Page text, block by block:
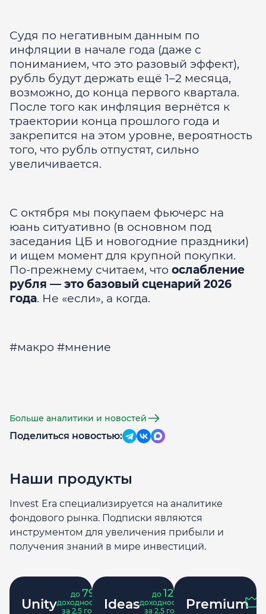
Судя по негативным данным по
инфляции в начале года (даже с
пониманием, что это разовый эффект),
рубль будут держать ещё 1–2 месяца,
возможно, до конца первого квартала.
После того как инфляция вернётся к
траектории конца прошлого года и
закрепится на этом уровне, вероятность
того, что рубль отпустят, сильно
увеличивается.
С октября мы покупаем фьючерс на
юань ситуативно (в основном под
заседания ЦБ и новогодние праздники)
и ищем момент для крупной покупки.
По-прежнему считаем, что ослабление
рубля — это базовый сценарий 2026
года. Не «если», а когда.
#макро #мнение
Больше аналитики и новостей
Поделиться новостью:
Наши продукты
Invest Era специализируется на аналитике
фондового рынка. Подписки являются
инструментом для увеличения прибыли и
получения знаний в мире инвестиций.
Unity
до 79
доходность
за 2.5 года
Ideas
до 121
доходность
за 2.5 года
Premium